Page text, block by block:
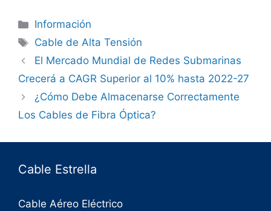
Información
Cable de Alta Tensión
El Mercado Mundial de Redes Submarinas
Crecerá a CAGR Superior al 10% hasta 2022-27
¿Cómo Debe Almacenarse Correctamente
Los Cables de Fibra Óptica?
Cable Estrella
Cable Aéreo Eléctrico